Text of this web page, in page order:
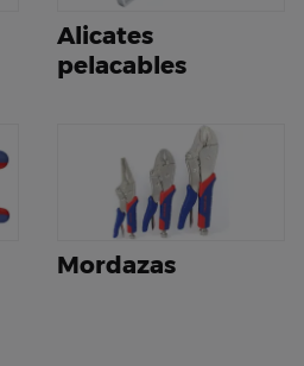
Alicates
pelacables
Mordazas